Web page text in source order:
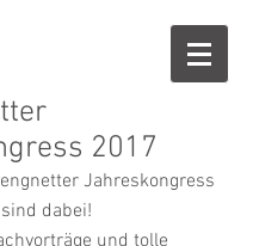
2017
Jahreskongress
dabei!
und tolle